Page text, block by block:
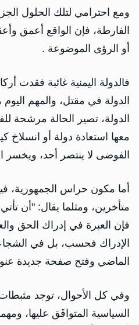
ومع احترامي لتلك الحلول
الفارطة، فإن الواقع أعمق
أو الرؤى الموضوعة .
فالدولة اليمنية غائبة فقدت
الدولة في مقتل، والمهم
الدولة، تصير الحالة مرشحة
معها استعادة دولة أو
الفوضى لا ينتصر أحد، ويخسر
أما مكون حراس الجمهورية،
متأخرين، ومثلما يقال: "أن
فإن العبرة في إدراك الحق
الإدراك فحسب، بل في
الماضي وفتح صفحة جديدة
وفي كل الأحوال، توجد
السياسية المتوافَق عليها،